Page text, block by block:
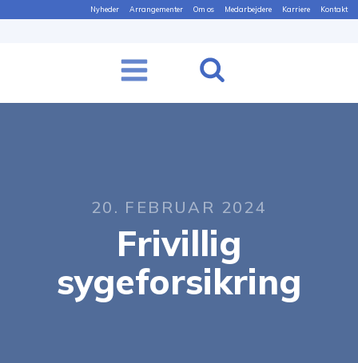
Nyheder Arrangementer Om os Medarbejdere Karriere Kontakt
20. FEBRUAR 2024
Frivillig
sygeforsikring